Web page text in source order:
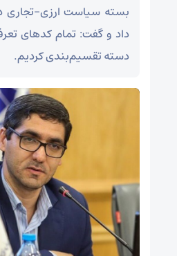
بسته سیاست ارزی‑تجاری
داد و گفت: تمام کدهای
دسته تقسیم‌بندی کردیم.